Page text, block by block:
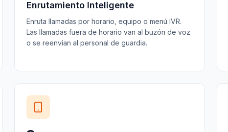
Enrutamiento Inteligente
Enruta llamadas por horario, equipo o menú IVR.
Las llamadas fuera de horario van al buzón de voz
o se reenvían al personal de guardia.